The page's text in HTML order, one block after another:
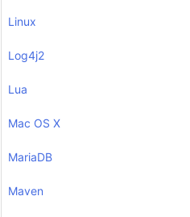
Linux
Log4j2
Lua
Mac OS X
MariaDB
Maven